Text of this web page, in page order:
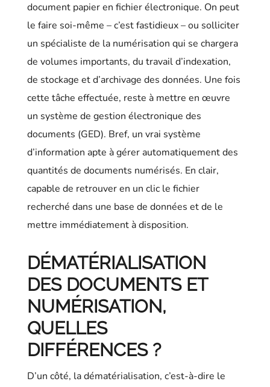
document papier en fichier électronique. On peut
le faire soi-même – c’est fastidieux – ou solliciter
un spécialiste de la numérisation qui se chargera
de volumes importants, du travail d’indexation,
de stockage et d’archivage des données. Une fois
cette tâche effectuée, reste à mettre en œuvre
un système de gestion électronique des
documents (GED). Bref, un vrai système
d’information apte à gérer automatiquement des
quantités de documents numérisés. En clair,
capable de retrouver en un clic le fichier
recherché dans une base de données et de le
mettre immédiatement à disposition.
DÉMATÉRIALISATION
DES DOCUMENTS ET
NUMÉRISATION,
QUELLES
DIFFÉRENCES ?
D’un côté, la dématérialisation, c’est-à-dire le